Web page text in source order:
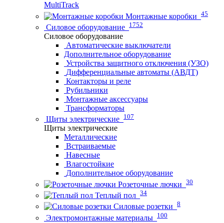
MultiTrack
Монтажные коробки 45
Силовое оборудование 1752
Силовое оборудование
Автоматические выключатели
Дополнительное оборудование
Устройства защитного отключения (УЗО)
Дифференциальные автоматы (АВДТ)
Контакторы и реле
Рубильники
Монтажные аксессуары
Трансформаторы
Щиты электрические 107
Щиты электрические
Металлические
Встраиваемые
Навесные
Влагостойкие
Дополнительное оборудование
Розеточные лючки 30
Теплый пол 34
Силовые розетки 8
Электромонтажные материалы 100